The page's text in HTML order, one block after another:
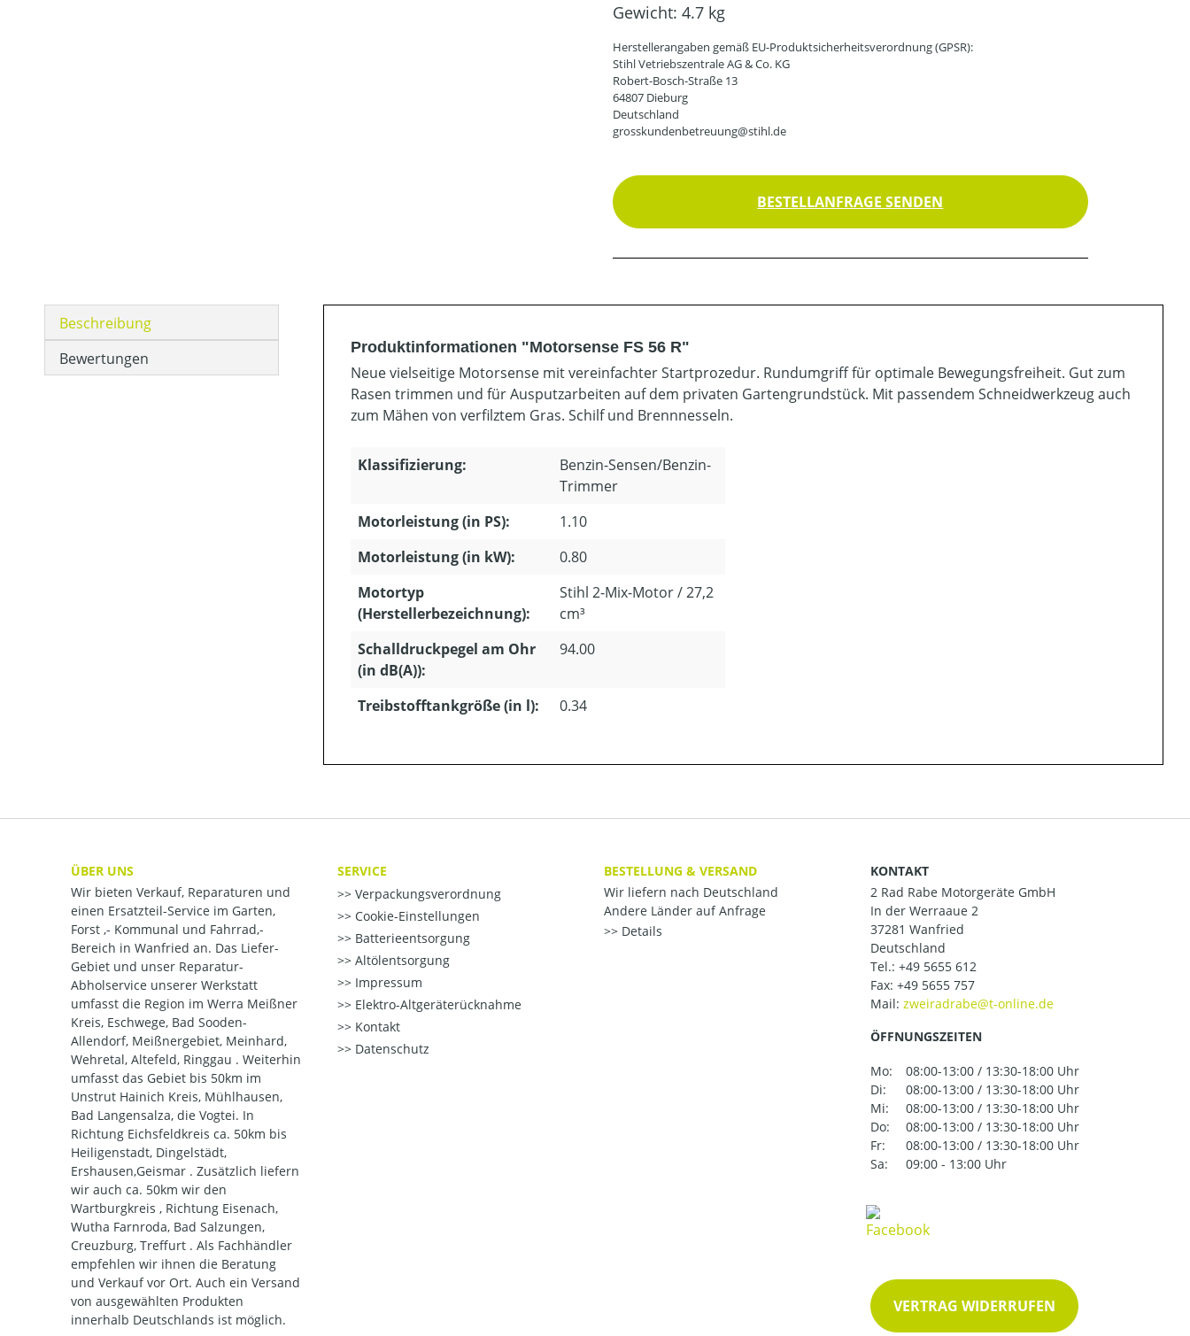
Gewicht: 4.7 kg
Herstellerangaben gemäß EU-Produktsicherheitsverordnung (GPSR):
Stihl Vetriebszentrale AG & Co. KG
Robert-Bosch-Straße 13
64807 Dieburg
Deutschland
grosskundenbetreuung@stihl.de
BESTELLANFRAGE SENDEN
Beschreibung
Bewertungen
Produktinformationen "Motorsense FS 56 R"
Neue vielseitige Motorsense mit vereinfachter Startprozedur. Rundumgriff für optimale Bewegungsfreiheit. Gut zum
Rasen trimmen und für Ausputzarbeiten auf dem privaten Gartengrundstück. Mit passendem Schneidwerkzeug auch
zum Mähen von verfilztem Gras. Schilf und Brennnesseln.
Klassifizierung:
Benzin-Sensen/Benzin-
Trimmer
Motorleistung (in PS):
1.10
Motorleistung (in kW):
0.80
Motortyp
(Herstellerbezeichnung):
Stihl 2-Mix-Motor / 27,2
cm³
Schalldruckpegel am Ohr
(in dB(A)):
94.00
Treibstofftankgröße (in l): 0.34
ÜBER UNS
Wir bieten Verkauf, Reparaturen und
einen Ersatzteil-Service im Garten,
Forst ,- Kommunal und Fahrrad,-
Bereich in Wanfried an. Das Liefer-
Gebiet und unser Reparatur-
Abholservice unserer Werkstatt
umfasst die Region im Werra Meißner
Kreis, Eschwege, Bad Sooden-
Allendorf, Meißnergebiet, Meinhard,
Wehretal, Altefeld, Ringgau . Weiterhin
umfasst das Gebiet bis 50km im
Unstrut Hainich Kreis, Mühlhausen,
Bad Langensalza, die Vogtei. In
Richtung Eichsfeldkreis ca. 50km bis
Heiligenstadt, Dingelstädt,
Ershausen,Geismar . Zusätzlich liefern
wir auch ca. 50km wir den
Wartburgkreis , Richtung Eisenach,
Wutha Farnroda, Bad Salzungen,
Creuzburg, Treffurt . Als Fachhändler
empfehlen wir ihnen die Beratung
und Verkauf vor Ort. Auch ein Versand
von ausgewählten Produkten
innerhalb Deutschlands ist möglich.
SERVICE
Verpackungsverordnung
Cookie-Einstellungen
Batterieentsorgung
Altölentsorgung
Impressum
Elektro-Altgeräterücknahme
Kontakt
Datenschutz
BESTELLUNG & VERSAND
Wir liefern nach Deutschland
Andere Länder auf Anfrage
Details
KONTAKT
2 Rad Rabe Motorgeräte GmbH
In der Werraaue 2
37281 Wanfried
Deutschland
Tel.: +49 5655 612
Fax: +49 5655 757
Mail:
ÖFFNUNGSZEITEN
Mo:
08:00-13:00 / 13:30-18:00 Uhr
Di:
08:00-13:00 / 13:30-18:00 Uhr
Mi:
08:00-13:00 / 13:30-18:00 Uhr
Do:
08:00-13:00 / 13:30-18:00 Uhr
Fr:
08:00-13:00 / 13:30-18:00 Uhr
Sa:
09:00 - 13:00 Uhr
VERTRAG WIDERRUFEN